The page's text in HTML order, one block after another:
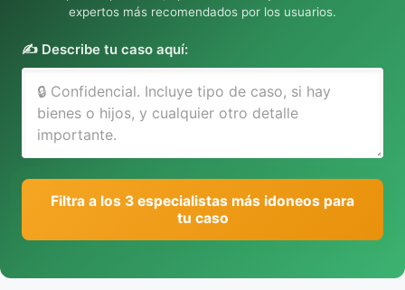
expertos más recomendados por los usuarios.
✍️ Describe tu caso aquí:
Filtra a los 3 especialistas más idoneos para
tu caso